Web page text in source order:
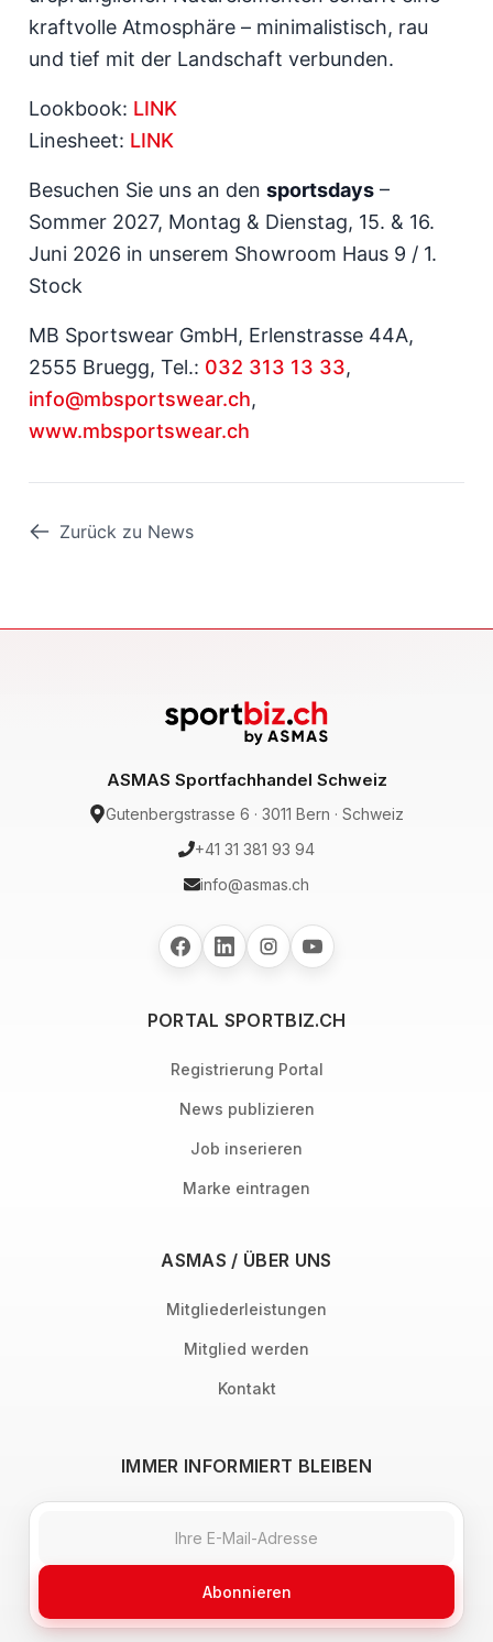
kraftvolle Atmosphäre – minimalistisch, rau
und tief mit der Landschaft verbunden.
Lookbook: LINK
Linesheet: LINK
Besuchen Sie uns an den sportsdays –
Sommer 2027, Montag & Dienstag, 15. & 16.
Juni 2026 in unserem Showroom Haus 9 / 1.
Stock
MB Sportswear GmbH, Erlenstrasse 44A,
2555 Bruegg, Tel.: 032 313 13 33,
info@mbsportswear.ch,
www.mbsportswear.ch
Zurück zu News
ASMAS Sportfachhandel Schweiz
Gutenbergstrasse 6 · 3011 Bern · Schweiz
+41 31 381 93 94
info@asmas.ch
PORTAL SPORTBIZ.CH
Registrierung Portal
News publizieren
Job inserieren
Marke eintragen
ASMAS / ÜBER UNS
Mitgliederleistungen
Mitglied werden
Kontakt
IMMER INFORMIERT BLEIBEN
Abonnieren